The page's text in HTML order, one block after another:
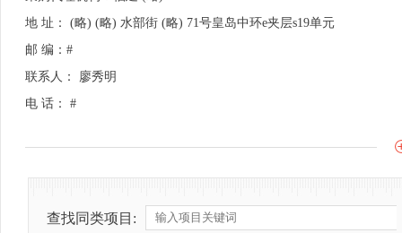
地 址： (略) (略) 水部街 (略) 71号皇岛中环e夹层s19单元
邮 编：#
联系人： 廖秀明
电 话： #
查找同类项目: